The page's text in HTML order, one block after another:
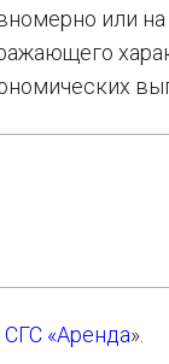
или на
«Аренда».